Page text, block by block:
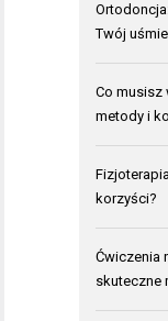
Twój
Co musisz
metody i
korzyści?
Ćwiczenia
skuteczne